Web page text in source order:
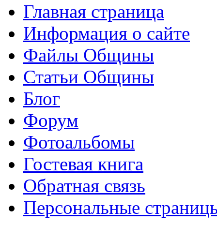
Главная страница
Информация о сайте
Файлы Общины
Статьи Общины
Блог
Форум
Фотоальбомы
Гостевая книга
Обратная связь
Персональные